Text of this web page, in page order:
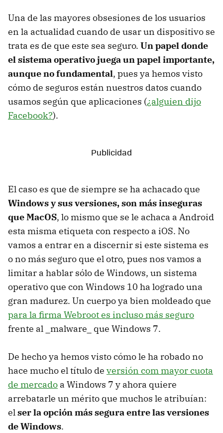
Una de las mayores obsesiones de los usuarios
en la actualidad cuando de usar un dispositivo se
trata es de que este sea seguro. Un papel donde
el sistema operativo juega un papel importante,
aunque no fundamental, pues ya hemos visto
cómo de seguros están nuestros datos cuando
usamos según que aplicaciones (¿alguien dijo
Facebook?).
El caso es que de siempre se ha achacado que
Windows y sus versiones, son más inseguras
que MacOS, lo mismo que se le achaca a Android
esta misma etiqueta con respecto a iOS. No
vamos a entrar en a discernir si este sistema es
o no más seguro que el otro, pues nos vamos a
limitar a hablar sólo de Windows, un sistema
operativo que con Windows 10 ha logrado una
gran madurez. Un cuerpo ya bien moldeado que
para la firma Webroot es incluso más seguro
frente al _malware_ que Windows 7.
De hecho ya hemos visto cómo le ha robado no
hace mucho el título de versión com mayor cuota
de mercado a Windows 7 y ahora quiere
arrebatarle un mérito que muchos le atribuían:
elser la opción más segura entre las versiones
de Windows.